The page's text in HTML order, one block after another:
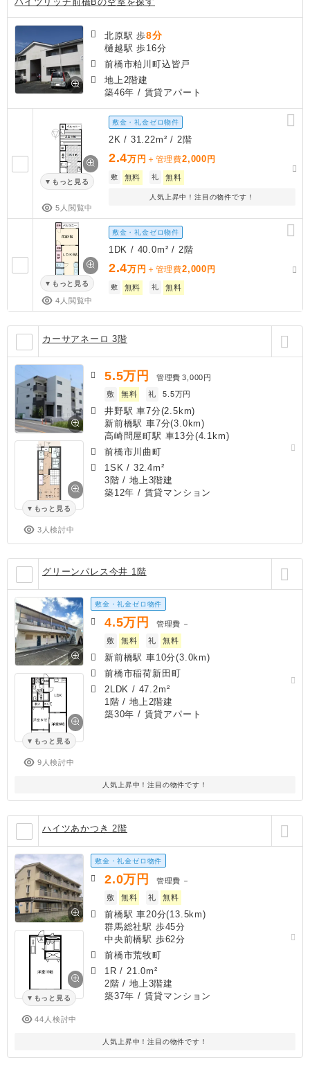
北原駅 歩8分
樋越駅 歩16分
前橋市粕川町込皆戸
地上2階建
築46年 / 賃貸アパート
もっと見る
5人閲覧中
敷金・礼金ゼロ物件
2K / 31.22m² / 2階
2.4万円 ＋管理費2,000 円
敷 無料 礼 無料
人気上昇中！注目の物件です！
もっと見る
4人閲覧中
敷金・礼金ゼロ物件
1DK / 40.0m² / 2階
2.4万円 ＋管理費2,000 円
敷 無料 礼 無料
カーサアネーロ 3階
もっと見る
3人検討中
5.5万円 管理費 3,000円
敷
無料 礼 5.5万円
井野駅 車7分(2.5km)
新前橋駅 車7分(3.0km)
高崎問屋町駅 車13分(4.1km)
前橋市川曲町
1SK / 32.4m²
3階 / 地上3階建
築12年 / 賃貸マンション
グリーンパレス今井 1階
もっと見る
9人検討中
敷金・礼金ゼロ物件
4.5万円 管理費 －
敷
無料 礼 無料
新前橋駅 車10分(3.0km)
前橋市稲荷新田町
2LDK / 47.2m²
1階 / 地上2階建
築30年 / 賃貸アパート
人気上昇中！注目の物件です！
ハイツあかつき 2階
もっと見る
44人検討中
敷金・礼金ゼロ物件
2.0万円 管理費 －
敷
無料 礼 無料
前橋駅 車20分(13.5km)
群馬総社駅 歩45分
中央前橋駅 歩62分
前橋市荒牧町
1R / 21.0m²
2階 / 地上3階建
築37年 / 賃貸マンション
人気上昇中！注目の物件です！